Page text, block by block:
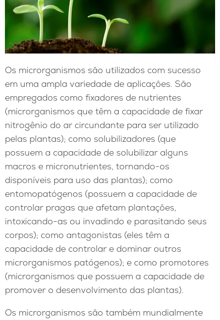
Os microrganismos são utilizados ​​com sucesso
em uma ampla variedade de aplicações. São
empregados como fixadores de nutrientes
(microrganismos que têm a capacidade de fixar
nitrogênio do ar circundante para ser utilizado
pelas plantas); como solubilizadores (que
possuem a capacidade de solubilizar alguns
macros e micronutrientes, tornando-os
disponíveis para uso das plantas); como
entomopatógenos (possuem a capacidade de
controlar pragas que afetam plantações,
intoxicando-as ou invadindo e parasitando seus
corpos); como antagonistas (eles têm a
capacidade de controlar e dominar outros
microrganismos patógenos); e como promotores
(microrganismos que possuem a capacidade de
promover o desenvolvimento das plantas).
Os microrganismos são também mundialmente